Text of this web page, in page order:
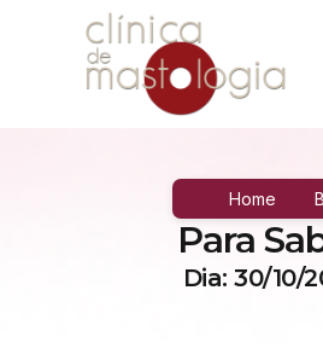
Home
Para
Dia: 30/10/